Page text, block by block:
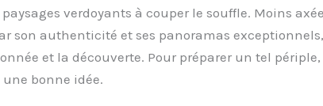
verdoyants à couper le souffle. Moins
son authenticité et ses panoramas
et la découverte. Pour préparer un tel périple,
bonne idée.